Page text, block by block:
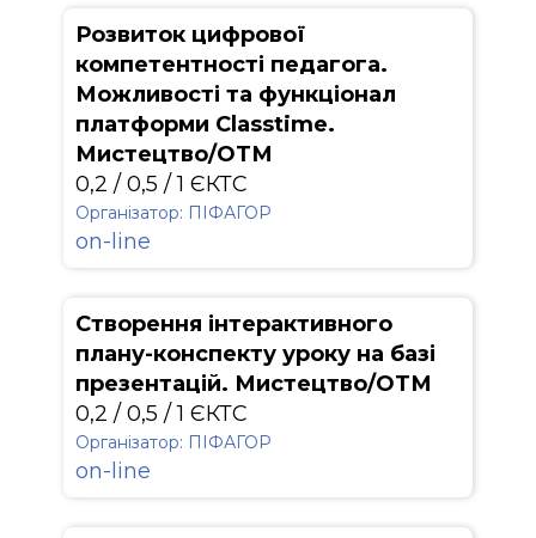
Розвиток цифрової
компетентності педагога.
Можливості та функціонал
платформи Classtime.
Мистецтво/ОТМ
0,2 / 0,5 / 1 ЄКТС
Організатор: ПІФАГОР
on-line
Створення інтерактивного
плану-конспекту уроку на базі
презентацій. Мистецтво/ОТМ
0,2 / 0,5 / 1 ЄКТС
Організатор: ПІФАГОР
on-line